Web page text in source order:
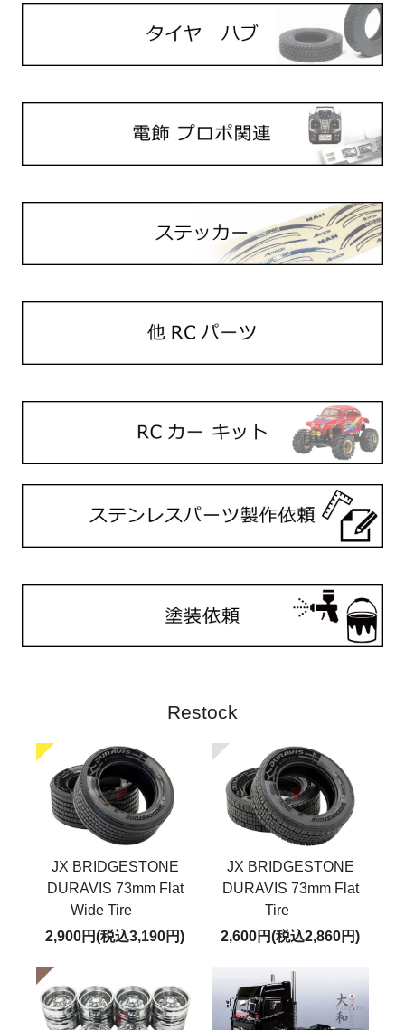
Restock
JX BRIDGESTONE
DURAVIS 73mm Flat
Wide Tire
2,900円(税込3,190円)
JX BRIDGESTONE
DURAVIS 73mm Flat
Tire
2,600円(税込2,860円)